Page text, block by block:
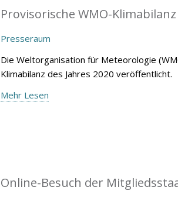
Provisorische WMO-
Presseraum
Die Weltorganisation für Meteorologie
Klimabilanz des Jahres 2020 veröffentlicht.
Mehr Lesen
Online-Besuch der